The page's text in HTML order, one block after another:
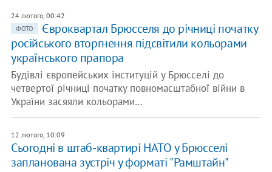
24 лютого, 00:42
ФОТО
Євроквартал Брюсселя до річниці початку
російського вторгнення підсвітили кольорами
українського прапора
Будівлі європейських інституцій у Брюсселі до
четвертої річниці початку повномасштабної війни в
України засяяли кольорами…
12 лютого, 10:09
Сьогодні в штаб-квартирі НАТО у Брюсселі
запланована зустріч у форматі "Рамштайн"